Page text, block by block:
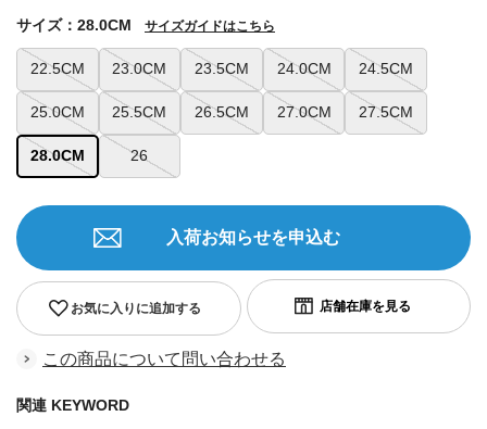
22.5CM 23.0CM 23.5CM 24.0CM 24.5CM
25.0CM 25.5CM 26.5CM 27.0CM 27.5CM
28.0CM 26
サイズ：28.0CM サイズガイドはこちら
お気に入りに追加する
入荷お知らせを申込む
この商品について問い合わせる
関連 KEYWORD